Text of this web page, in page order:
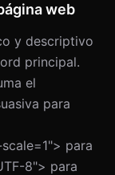
web
y descriptivo
principal.
el
para
para
8"> para